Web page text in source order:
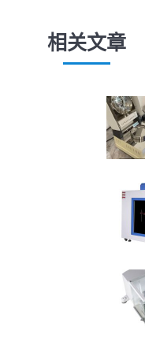
文
章：
相关文章